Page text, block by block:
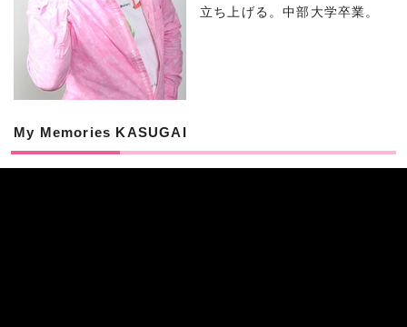
立ち上げる。中部大学卒業。
My Memories KASUGAI